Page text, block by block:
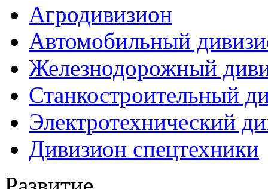
Агродивизион
Автомобильный
Железнодорожный
Станкостроительный
Электротехнический
Дивизион спецтехники